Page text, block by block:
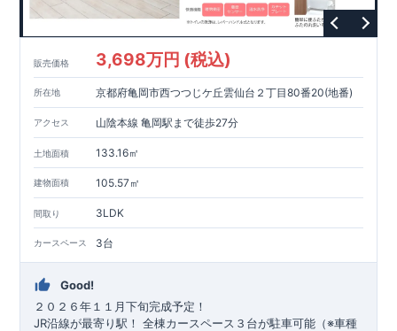
販売価格 3,698万円 (税込)
所在地 京都府亀岡市西つつじケ丘雲仙台２丁目80番20(地番)
アクセス 山陰本線 亀岡駅まで徒歩27分
土地面積 133.16㎡
建物面積 105.57㎡
間取り 3LDK
カースペース 3台
Good!
２０２６年１１月下旬完成予定！
​JR沿線が最寄り駅！ 全棟​カースペース３台が駐車可能（※車種